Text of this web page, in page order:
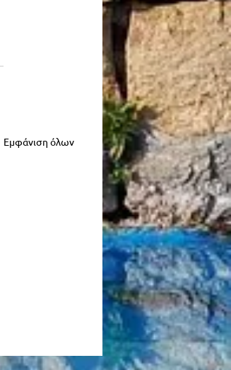
Εμφάνιση όλων